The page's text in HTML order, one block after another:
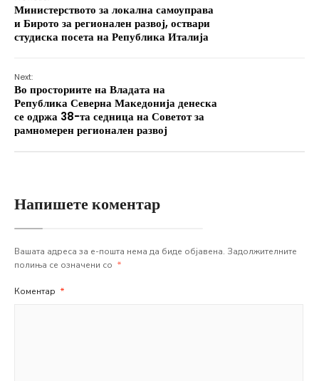
Министерството за локална самоуправа
и Бирото за регионален развој, оствари
студиска посета на Република Италија
Next:
Во просториите на Владата на
Република Северна Македонија денеска
се одржа 38-та седница на Советот за
рамномерен регионален развој
Напишете коментар
Вашата адреса за е-пошта нема да биде објавена. Задолжителните
полиња се означени со *
Коментар *